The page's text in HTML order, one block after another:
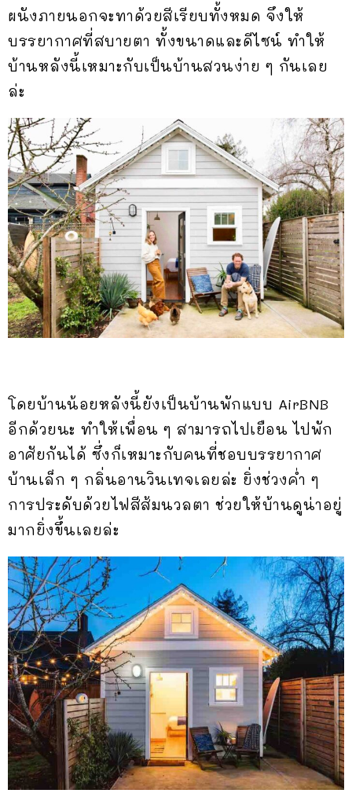
ผนังภายนอกจะทาด้วยสีเรียบทั้งหมด จึงให้
บรรยากาศที่สบายตา ทั้งขนาดและดีไซน์ ทำให้
บ้านหลังนี้เหมาะกับเป็นบ้านสวนง่าย ๆ กันเลย
ล่ะ
โดยบ้านน้อยหลังนี้ยังเป็นบ้านพักแบบ AirBNB
อีกด้วยนะ ทำให้เพื่อน ๆ สามารถไปเยือน ไปพัก
อาศัยกันได้ ซึ่งก็เหมาะกับคนที่ชอบบรรยากาศ
บ้านเล็ก ๆ กลิ่นอานวินเทจเลยล่ะ ยิ่งช่วงค่ำ ๆ
การประดับด้วยไฟสีส้มนวลตา ช่วยให้บ้านดูน่าอยู่
มากยิ่งขึ้นเลยล่ะ